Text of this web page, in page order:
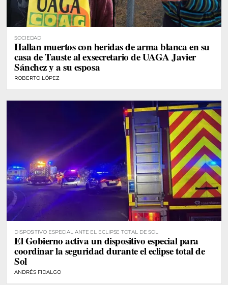
SOCIEDAD
Hallan muertos con heridas de arma blanca en su
casa de Tauste al exsecretario de UAGA Javier
Sánchez y a su esposa
ROBERTO LÓPEZ
DISPOSITIVO ESPECIAL ANTE EL ECLIPSE TOTAL DE SOL
El Gobierno activa un dispositivo especial para
coordinar la seguridad durante el eclipse total de
Sol
ANDRÉS FIDALGO